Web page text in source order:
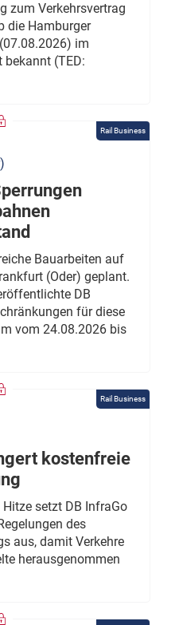
zum Verkehrsvertrag
die Hamburger
im
(TED:
Rail Business
Bauarbeiten auf
(Oder) geplant.
DB
für diese
vom 24.08.2026 bis
Rail Business
kostenfreie
setzt DB InfraGo
des
aus, damit Verkehre
herausgenommen